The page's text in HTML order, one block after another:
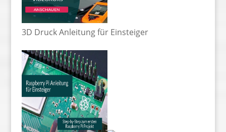
3D Druck Anleitung für Einsteiger